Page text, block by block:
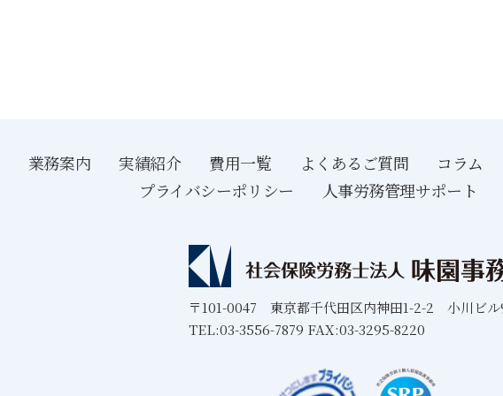
業務案内 実績紹介 費用一覧 よくあるご質問 コラム
プライバシーポリシー
人事労務管理サポート
〒101-0047 東京都千代田区内神田1-2-2 小川ビル
TEL:03-3556-7879 FAX:03-3295-8220